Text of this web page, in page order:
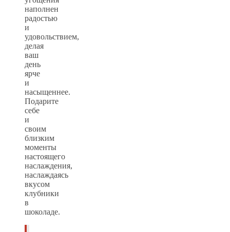
наполнен
радостью
и
удовольствием,
делая
ваш
день
ярче
и
насыщеннее.
Подарите
себе
и
своим
близким
моменты
настоящего
наслаждения,
наслаждаясь
вкусом
клубники
в
шоколаде.